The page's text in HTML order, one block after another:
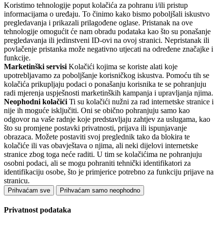
Koristimo tehnologije poput kolačića za pohranu i/ili pristup
informacijama o uređaju. To činimo kako bismo poboljšali iskustvo
pregledavanja i prikazali prilagođene oglase. Pristanak na ove
tehnologije omogućit će nam obradu podataka kao što su ponašanje
pregledavanja ili jedinstveni ID-ovi na ovoj stranici. Nepristanak ili
povlačenje pristanka može negativno utjecati na određene značajke i
funkcije.
Marketinški servisi Kolačići kojima se koriste alati koje
upotrebljavamo za poboljšanje korisničkog iskustva. Pomoću tih se
kolačića prikupljaju podaci o ponašanju korisnika te se pohranjuju
radi mjerenja uspješnosti marketinških kampanja i upravljanja njima.
Neophodni kolačići Ti su kolačići nužni za rad internetske stranice i
nije ih moguće isključiti. Oni se obično pohranjuju samo kao
odgovor na vaše radnje koje predstavljaju zahtjev za uslugama, kao
što su promjene postavki privatnosti, prijava ili ispunjavanje
obrazaca. Možete postaviti svoj preglednik tako da blokira te
kolačiće ili vas obavještava o njima, ali neki dijelovi internetske
stranice zbog toga neće raditi. U tim se kolačićima ne pohranjuju
osobni podaci, ali se mogu pohraniti tehnički identifikatori za
identifikaciju osobe, što je primjerice potrebno za funkciju prijave na
stranicu.
Prihvaćam sve Prihvaćam samo neophodno
Privatnost podataka